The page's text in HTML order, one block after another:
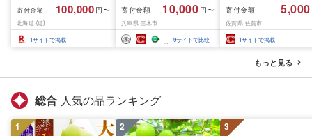
寄付金額 100,000 円〜
北海道 (道)
1サイトで掲載
寄付金額
10,000 円〜
兵庫県 三木市
9サイトで比較
寄付金額 5,000
佐賀県 佐賀市
1サイトで掲載
もっと見る
総合 人気の品ランキング
1 2 3